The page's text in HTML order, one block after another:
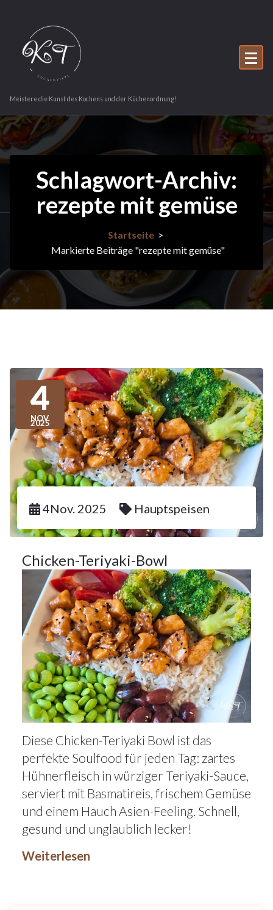
springen
Meistere die Kunst des Kochens und der Küchenordnung!
Schlagwort-Archiv:
rezepte mit gemüse
Startseite >
Markierte Beiträge "rezepte mit gemüse"
4
NOV.
2025
4Nov. 2025 Hauptspeisen
Chicken-Teriyaki-Bowl
Diese Chicken-Teriyaki Bowl ist das
perfekte Soulfood für jeden Tag: zartes
Hühnerfleisch in würziger Teriyaki-Sauce,
serviert mit Basmatireis, frischem Gemüse
und einem Hauch Asien-Feeling. Schnell,
gesund und unglaublich lecker!
Weiterlesen